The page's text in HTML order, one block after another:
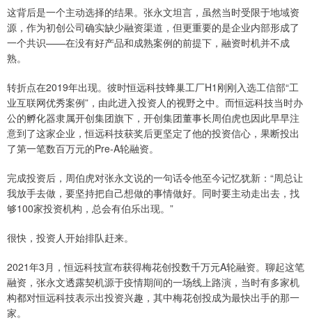
这背后是一个主动选择的结果。张永文坦言，虽然当时受限于地域资
源，作为初创公司确实缺少融资渠道，但更重要的是企业内部形成了
一个共识——在没有好产品和成熟案例的前提下，融资时机并不成
熟。
转折点在2019年出现。彼时恒远科技蜂巢工厂H1刚刚入选工信部“工
业互联网优秀案例”，由此进入投资人的视野之中。而恒远科技当时办
公的孵化器隶属开创集团旗下，开创集团董事长周伯虎也因此早早注
意到了这家企业，恒远科技获奖后更坚定了他的投资信心，果断投出
了第一笔数百万元的Pre-A轮融资。
完成投资后，周伯虎对张永文说的一句话令他至今记忆犹新：“周总让
我放手去做，要坚持把自己想做的事情做好。同时要主动走出去，找
够100家投资机构，总会有伯乐出现。”
很快，投资人开始排队赶来。
2021年3月，恒远科技宣布获得梅花创投数千万元A轮融资。聊起这笔
融资，张永文透露契机源于疫情期间的一场线上路演，当时有多家机
构都对恒远科技表示出投资兴趣，其中梅花创投成为最快出手的那一
家。